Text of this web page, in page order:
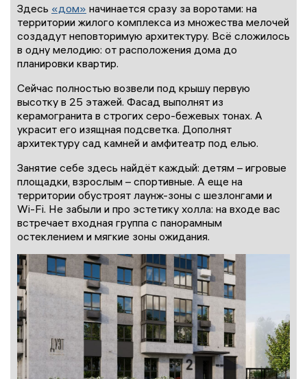
Здесь «дом» начинается сразу за воротами: на
территории жилого комплекса из множества мелочей
создадут неповторимую архитектуру. Всё сложилось
в одну мелодию: от расположения дома до
планировки квартир.
Сейчас полностью возвели под крышу первую
высотку в 25 этажей. Фасад выполнят из
керамогранита в строгих серо-бежевых тонах. А
украсит его изящная подсветка. Дополнят
архитектуру сад камней и амфитеатр под елью.
Занятие себе здесь найдёт каждый: детям – игровые
площадки, взрослым – спортивные. А еще на
территории обустроят лаунж-зоны с шезлонгами и
Wi-Fi. Не забыли и про эстетику холла: на входе вас
встречает входная группа с панорамным
остеклением и мягкие зоны ожидания.